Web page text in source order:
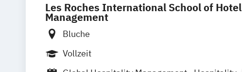
Les Roches International School of Hotel
Management
Bluche
Vollzeit